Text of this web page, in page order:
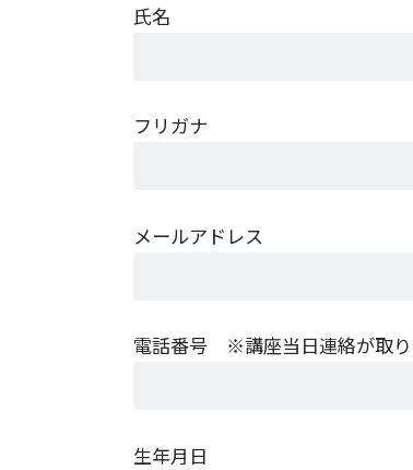
氏名
フリガナ
メールアドレス
電話番号 ※講座当日連絡が取り
生年月日